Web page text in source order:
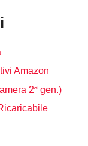
Amazon
2ª gen.)